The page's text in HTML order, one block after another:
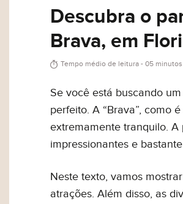
Descubra o
Brava, em
Tempo médio de leitura - 05 minutos
Se você está buscando
perfeito. A “Brava”, como
extremamente tranquilo. A
impressionantes e
Neste texto, vamos
atrações. Além disso, as